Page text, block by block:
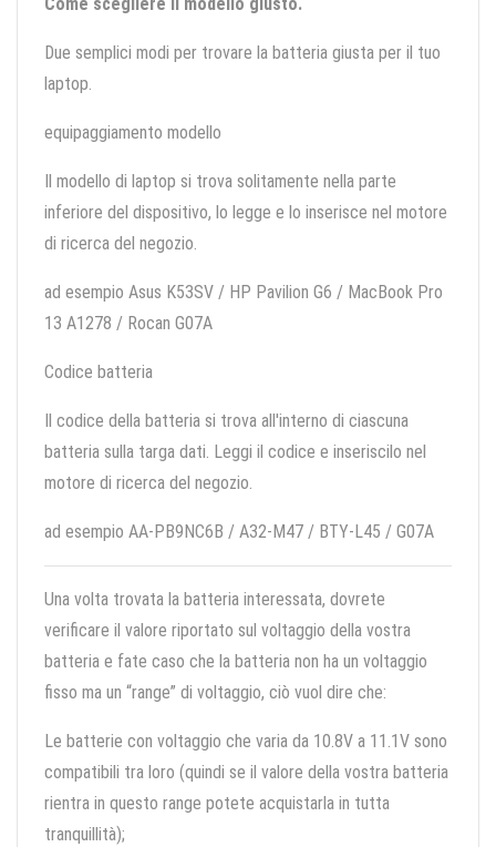
Come scegliere il modello giusto.
Due semplici modi per trovare la batteria giusta per il tuo
laptop.
equipaggiamento modello
Il modello di laptop si trova solitamente nella parte
inferiore del dispositivo, lo legge e lo inserisce nel motore
di ricerca del negozio.
ad esempio Asus K53SV / HP Pavilion G6 / MacBook Pro
13 A1278 / Rocan G07A
Codice batteria
Il codice della batteria si trova all'interno di ciascuna
batteria sulla targa dati. Leggi il codice e inseriscilo nel
motore di ricerca del negozio.
ad esempio AA-PB9NC6B / A32-M47 / BTY-L45 / G07A
Una volta trovata la batteria interessata, dovrete
verificare il valore riportato sul voltaggio della vostra
batteria e fate caso che la batteria non ha un voltaggio
fisso ma un “range” di voltaggio, ciò vuol dire che:
Le batterie con voltaggio che varia da 10.8V a 11.1V sono
compatibili tra loro (quindi se il valore della vostra batteria
rientra in questo range potete acquistarla in tutta
tranquillità);